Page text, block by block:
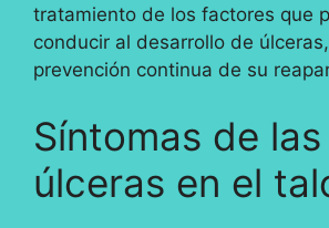
tratamiento de los factores que
conducir al desarrollo de
prevención continua de su
Síntomas de las
úlceras en el